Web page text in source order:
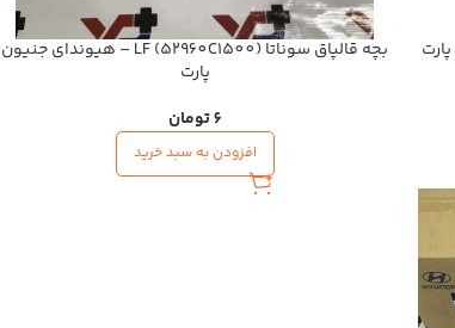
بچه قالپاق سوناتا LF (52960C1500) – هیوندای جنیون
پارت
6تومان
افزودن به سبد خرید